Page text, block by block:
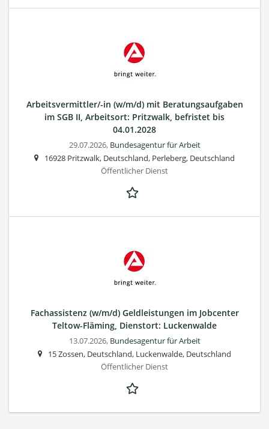
Arbeitsvermittler/-in (w/m/d) mit Beratungsaufgaben
im SGB II, Arbeitsort: Pritzwalk, befristet bis
04.01.2028
29.07.2026, Bundesagentur für Arbeit
16928 Pritzwalk, Deutschland, Perleberg, Deutschland
Öffentlicher Dienst
Fachassistenz (w/m/d) Geldleistungen im Jobcenter
Teltow-Fläming, Dienstort: Luckenwalde
13.07.2026, Bundesagentur für Arbeit
15 Zossen, Deutschland, Luckenwalde, Deutschland
Öffentlicher Dienst